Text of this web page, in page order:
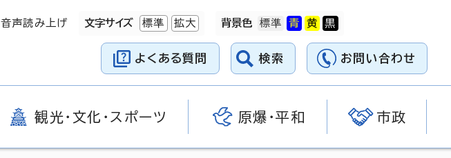
音声読み上げ 文字サイズ 標準 拡大 背景色
よくある質問 検索 お問い合わせ
観光・文化・スポーツ 原爆・平和 市政